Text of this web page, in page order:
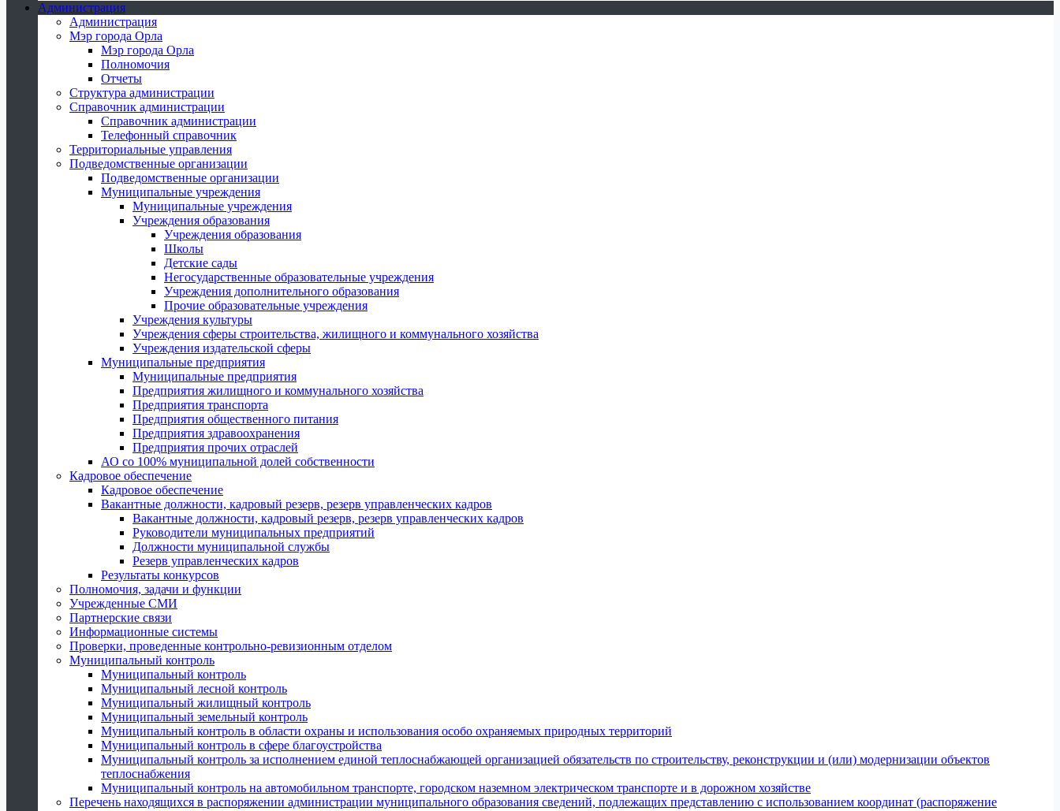
Администрация
Администрация
Мэр города Орла
Мэр города Орла
Полномочия
Отчеты
Структура администрации
Справочник администрации
Справочник администрации
Телефонный справочник
Территориальные управления
Подведомственные организации
Подведомственные организации
Муниципальные учреждения
Муниципальные учреждения
Учреждения образования
Учреждения образования
Школы
Детские сады
Негосударственные образовательные учреждения
Учреждения дополнительного образования
Прочие образовательные учреждения
Учреждения культуры
Учреждения сферы строительства, жилищного и коммунального хозяйства
Учреждения издательской сферы
Муниципальные предприятия
Муниципальные предприятия
Предприятия жилищного и коммунального хозяйства
Предприятия транспорта
Предприятия общественного питания
Предприятия здравоохранения
Предприятия прочих отраслей
АО со 100% муниципальной долей собственности
Кадровое обеспечение
Кадровое обеспечение
Вакантные должности, кадровый резерв, резерв управленческих кадров
Вакантные должности, кадровый резерв, резерв управленческих кадров
Руководители муниципальных предприятий
Должности муниципальной службы
Резерв управленческих кадров
Результаты конкурсов
Полномочия, задачи и функции
Учрежденные СМИ
Партнерские связи
Информационные системы
Проверки, проведенные контрольно-ревизионным отделом
Муниципальный контроль
Муниципальный контроль
Муниципальный лесной контроль
Муниципальный жилищный контроль
Муниципальный земельный контроль
Муниципальный контроль в области охраны и использования особо охраняемых природных территорий
Муниципальный контроль в сфере благоустройства
Муниципальный контроль за исполнением единой теплоснабжающей организацией обязательств по строительству, реконструкции и (или) модернизации объектов
теплоснабжения
Муниципальный контроль на автомобильном транспорте, городском наземном электрическом транспорте и в дорожном хозяйстве
Перечень находящихся в распоряжении администрации муниципального образования сведений, подлежащих представлению с использованием координат (распоряжение